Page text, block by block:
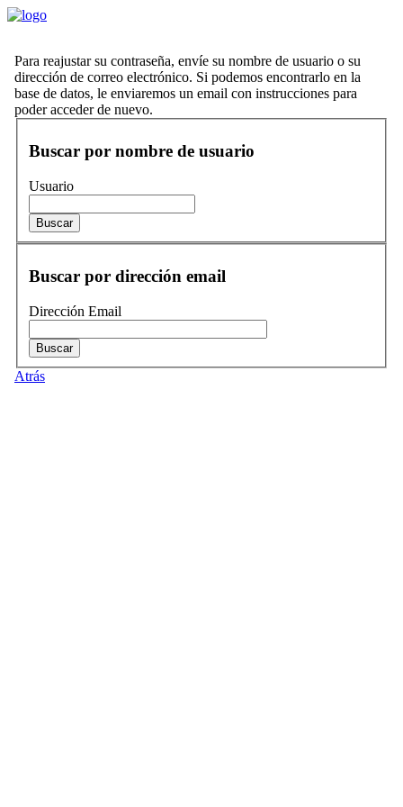
Saltar al contenido principal
Para reajustar su contraseña, envíe su nombre de usuario o su
dirección de correo electrónico. Si podemos encontrarlo en la
base de datos, le enviaremos un email con instrucciones para
poder acceder de nuevo.
Buscar por nombre de usuario
Usuario
Buscar por dirección email
Dirección Email
Atrás